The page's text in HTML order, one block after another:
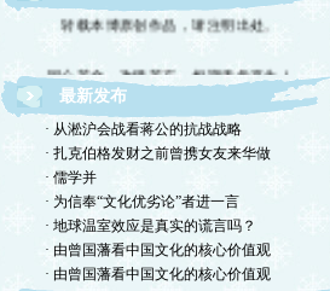
转载本博原创作品，请注明出处。
最新发布
· 从淞沪会战看蒋公的抗战战略
· 扎克伯格发财之前曾携女友来华做
· 儒学并
· 为信奉“文化优劣论”者进一言
· 地球温室效应是真实的谎言吗？
· 由曾国藩看中国文化的核心价值观
· 由曾国藩看中国文化的核心价值观